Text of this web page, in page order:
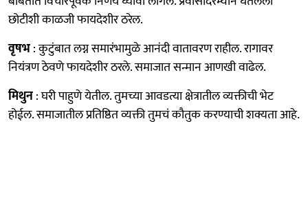
छोटीशी काळजी फायदेशीर ठरेल.
वृषभ: कुटुंबात लग्न समारंभामुळे आनंदी वातावरण राहील. रागावर
नियंत्रण ठेवणे फायदेशीर ठरले. समाजात सन्मान आणखी वाढेल.
मिथुन: घरी पाहुणे येतील. तुमच्या आवडत्या क्षेत्रातील व्यक्तीची भेट
होईल. समाजातील प्रतिष्ठित व्यक्ती तुमचं कौतुक करण्याची शक्यता आहे.